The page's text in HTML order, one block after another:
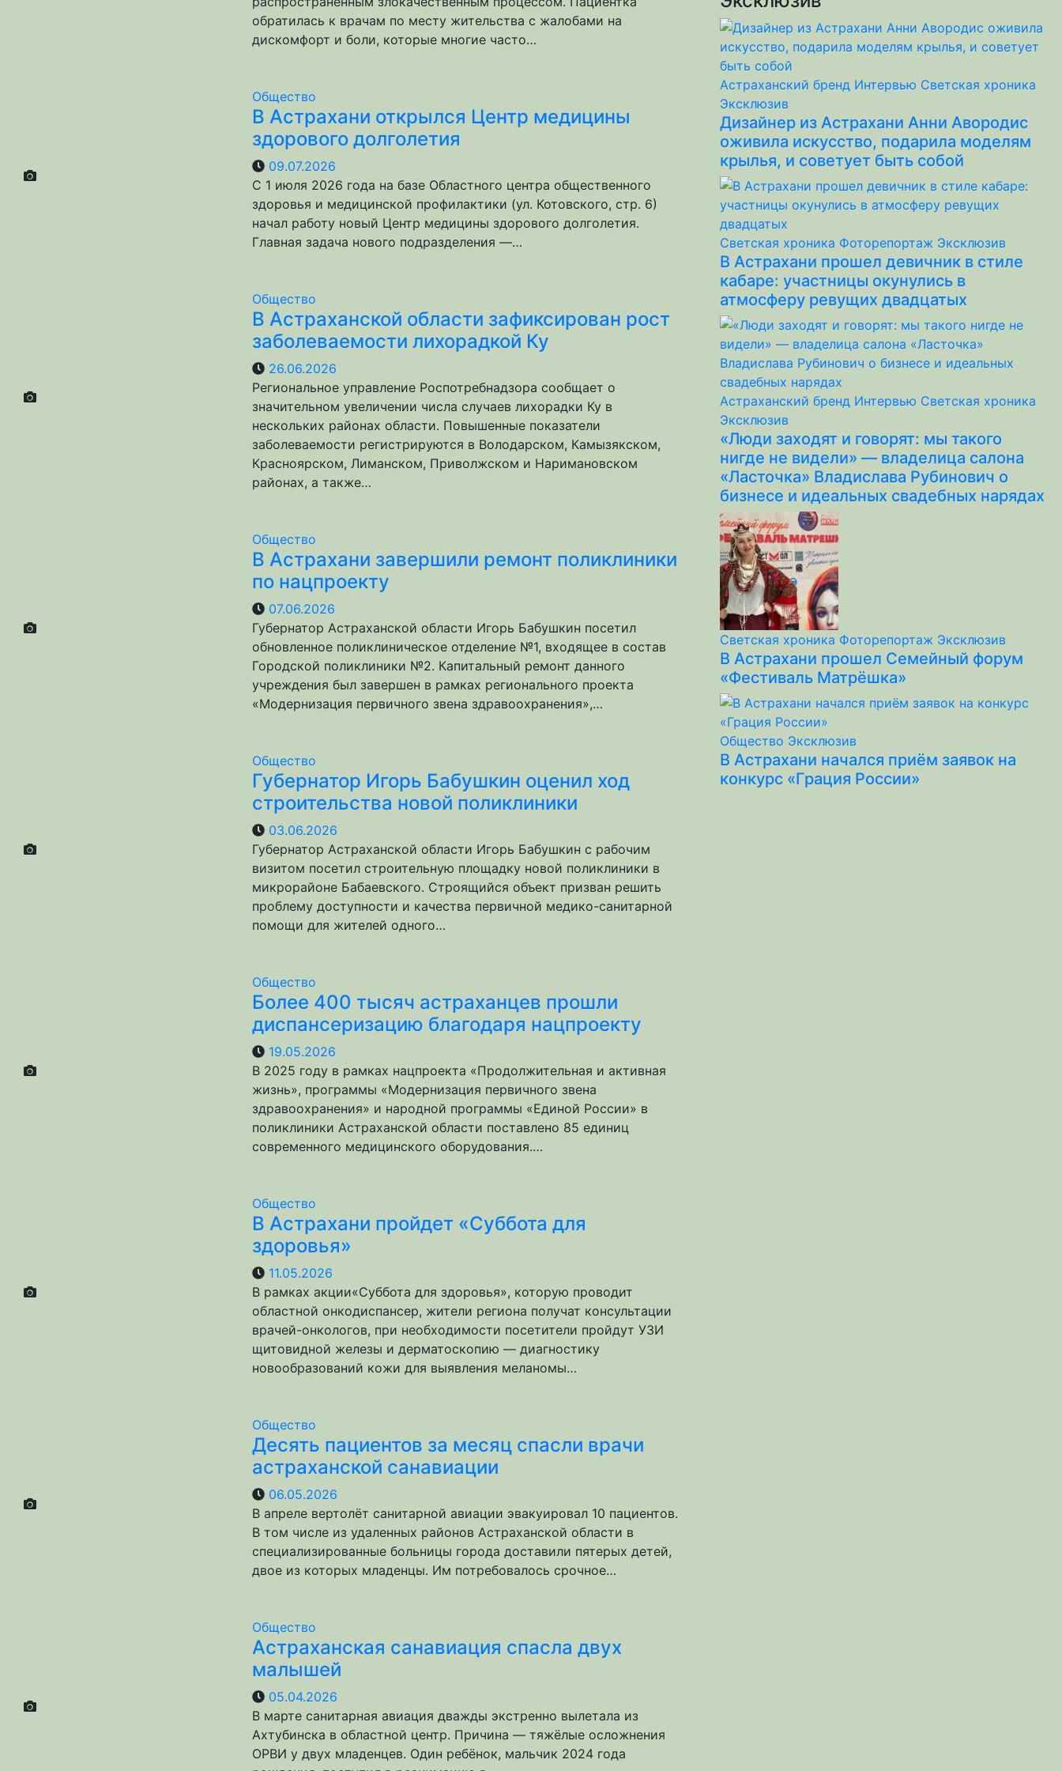
обратилась к врачам по месту жительства с жалобами на
дискомфорт и боли, которые многие часто…
Общество
В Астрахани открылся Центр медицины
здорового долголетия
09.07.2026
С 1 июля 2026 года на базе Областного центра общественного
здоровья и медицинской профилактики (ул. Котовского, стр. 6)
начал работу новый Центр медицины здорового долголетия.
Главная задача нового подразделения —…
Общество
В Астраханской области зафиксирован рост
заболеваемости лихорадкой Ку
26.06.2026
Региональное управление Роспотребнадзора сообщает о
значительном увеличении числа случаев лихорадки Ку в
нескольких районах области. Повышенные показатели
заболеваемости регистрируются в Володарском, Камызякском,
Красноярском, Лиманском, Приволжском и Наримановском
районах, а также…
Общество
В Астрахани завершили ремонт поликлиники
по нацпроекту
07.06.2026
Губернатор Астраханской области Игорь Бабушкин посетил
обновленное поликлиническое отделение №1, входящее в состав
Городской поликлиники №2. Капитальный ремонт данного
учреждения был завершен в рамках регионального проекта
«Модернизация первичного звена здравоохранения»,…
Общество
Губернатор Игорь Бабушкин оценил ход
строительства новой поликлиники
03.06.2026
Губернатор Астраханской области Игорь Бабушкин с рабочим
визитом посетил строительную площадку новой поликлиники в
микрорайоне Бабаевского. Строящийся объект призван решить
проблему доступности и качества первичной медико-санитарной
помощи для жителей одного…
Общество
Более 400 тысяч астраханцев прошли
диспансеризацию благодаря нацпроекту
19.05.2026
В 2025 году в рамках нацпроекта «Продолжительная и активная
жизнь», программы «Модернизация первичного звена
здравоохранения» и народной программы «Единой России» в
поликлиники Астраханской области поставлено 85 единиц
современного медицинского оборудования.…
Общество
В Астрахани пройдет «Суббота для
здоровья»
11.05.2026
В рамках акции«Суббота для здоровья», которую проводит
областной онкодиспансер, жители региона получат консультации
врачей-онкологов, при необходимости посетители пройдут УЗИ
щитовидной железы и дерматоскопию — диагностику
новообразований кожи для выявления меланомы…
Общество
Десять пациентов за месяц спасли врачи
астраханской санавиации
06.05.2026
В апреле вертолёт санитарной авиации эвакуировал 10 пациентов.
В том числе из удаленных районов Астраханской области в
специализированные больницы города доставили пятерых детей,
двое из которых младенцы. Им потребовалось срочное…
Общество
Астраханская санавиация спасла двух
малышей
05.04.2026
В марте санитарная авиация дважды экстренно вылетала из
Ахтубинска в областной центр. Причина — тяжёлые осложнения
ОРВИ у двух младенцев. Один ребёнок, мальчик 2024 года
Астраханский бренд Интервью Светская хроника
Эксклюзив
Дизайнер из Астрахани Анни Авородис
оживила искусство, подарила моделям
крылья, и советует быть собой
Светская хроника Фоторепортаж Эксклюзив
В Астрахани прошел девичник в стиле
кабаре: участницы окунулись в
атмосферу ревущих двадцатых
Астраханский бренд Интервью Светская хроника
Эксклюзив
«Люди заходят и говорят: мы такого
нигде не видели» — владелица салона
«Ласточка» Владислава Рубинович о
бизнесе и идеальных свадебных нарядах
Светская хроника Фоторепортаж Эксклюзив
В Астрахани прошел Семейный форум
«Фестиваль Матрёшка»
Общество Эксклюзив
В Астрахани начался приём заявок на
конкурс «Грация России»